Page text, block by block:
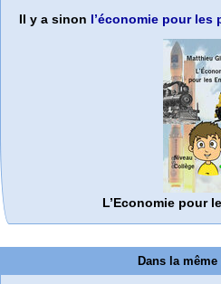
Il y a sinon l’économie pour les
L’Economie pour
Dans la